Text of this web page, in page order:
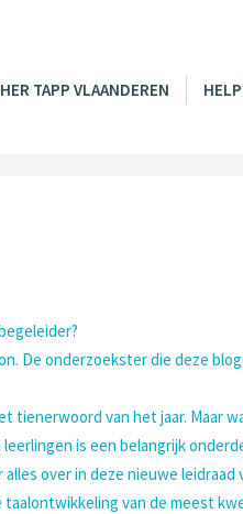
TAPP VLAANDEREN
De onderzoekster die deze
tienerwoord van het jaar. Maar
leerlingen is een belangrijk
over in deze nieuwe leidraad
van de meest